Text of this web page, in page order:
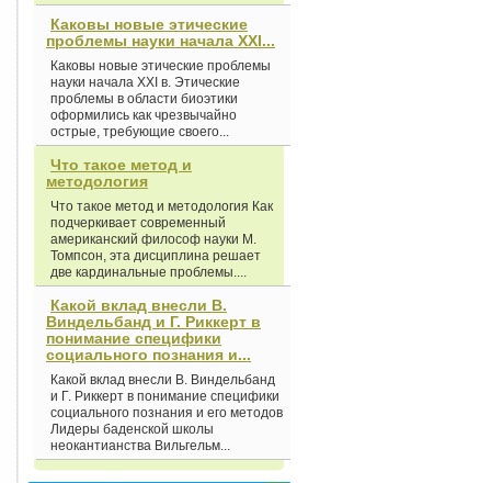
Каковы новые этические
проблемы науки начала XXI...
Каковы новые этические проблемы
науки начала XXI в. Этические
проблемы в области биоэтики
оформились как чрезвычайно
острые, требующие своего...
Что такое метод и
методология
Что такое метод и методология Как
подчеркивает современный
американский философ науки М.
Томпсон, эта дисциплина решает
две кардинальные проблемы....
Какой вклад внесли В.
Виндельбанд и Г. Риккерт в
понимание специфики
социального познания и...
Какой вклад внесли В. Виндельбанд
и Г. Риккерт в понимание специфики
социального познания и его методов
Лидеры баденской школы
неокантианства Вильгельм...